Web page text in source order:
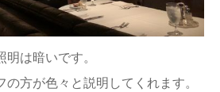
は暗いです。
方が色々と説明してくれます。